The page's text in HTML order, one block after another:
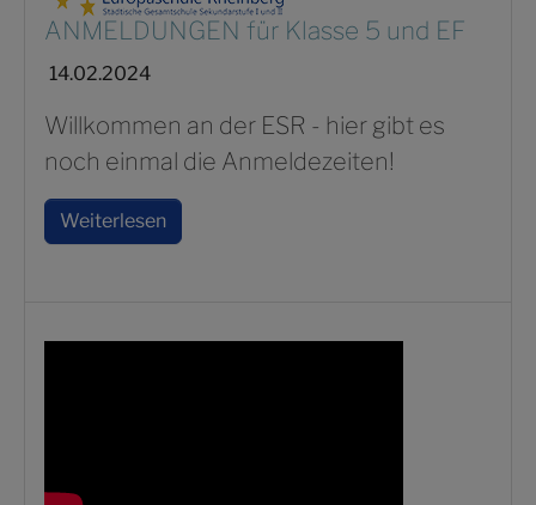
ANMELDUNGEN für Klasse 5 und EF
14.02.2024
Willkommen an der ESR - hier gibt es
noch einmal die Anmeldezeiten!
Weiterlesen